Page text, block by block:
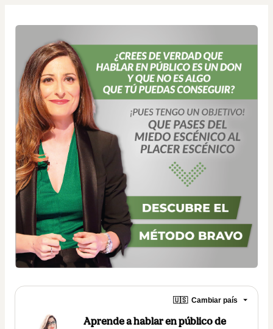
🇺🇸 Cambiar país
Aprende a hablar en público de